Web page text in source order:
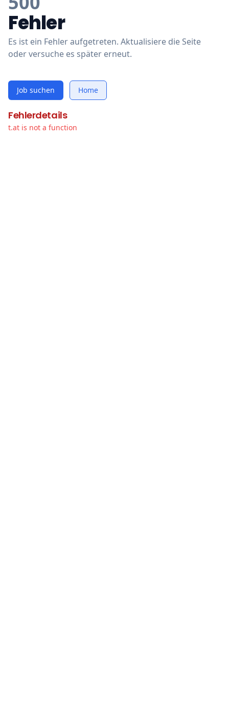
Fehler
Es ist ein Fehler aufgetreten. Aktualisiere die Seite
oder versuche es später erneut.
Job suchen Home
Fehlerdetails
t.at is not a function